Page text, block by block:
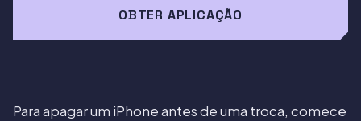
OBTER APLICAÇÃO
Para apagar um iPhone antes de uma troca, comece